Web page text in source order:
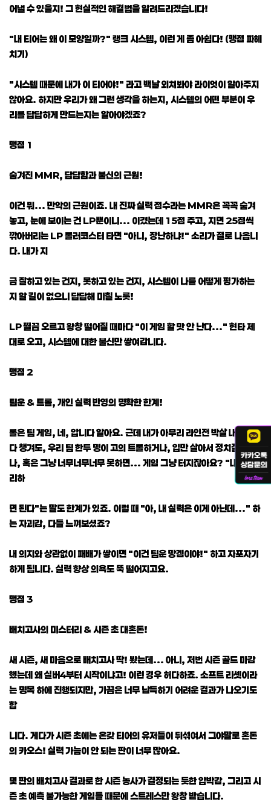
어낼 수 있을지! 그 현실적인 해결법을 알려드리겠습니다!
"내 티어는 왜 이 모양일까?" 랭크 시스템, 이런 게 좀 아쉽다! (맹점 파헤
치기)
"시스템 때문에 내가 이 티어야!" 라고 백날 외쳐봐야 라이엇이 알아주지
않아요. 하지만 우리가 왜 그런 생각을 하는지, 시스템의 어떤 부분이 우
리를 답답하게 만드는지는 알아야겠죠?
맹점 1
숨겨진 MMR, 답답함과 불신의 근원!
이건 뭐... 만악의 근원이죠. 내 진짜 실력 점수라는 MMR은 꼭꼭 숨겨
놓고, 눈에 보이는 건 LP뿐이니... 이겼는데 15점 주고, 지면 25점씩
깎아버리는 LP 롤러코스터 타면 "아니, 장난하냐!" 소리가 절로 나옵니
다. 내가 지
금 잘하고 있는 건지, 못하고 있는 건지, 시스템이 나를 어떻게 평가하는
지 알 길이 없으니 답답해 미칠 노릇!
LP 찔끔 오르고 왕창 떨어질 때마다 "이 게임 할 맛 안 난다..." 현타 제
대로 오고, 시스템에 대한 불신만 쌓여갑니다.
맹점 2
팀운 & 트롤, 개인 실력 반영의 명확한 한계!
롤은 팀 게임, 네, 압니다 알아요. 근데 내가 아무리 라인전 박살 내고 용
다 챙겨도, 우리 팀 한두 명이 고의 트롤하거나, 입만 살아서 정치질하거
나, 혹은 그냥 너무너무너무 못하면... 게임 그냥 터지잖아요? "내가 캐
리하
면 된다"는 말도 한계가 있죠. 이럴 때 "아, 내 실력은 이게 아닌데..." 하
는 자괴감, 다들 느껴보셨죠?
내 의지와 상관없이 패배가 쌓이면 "이건 팀운 망겜이야!" 하고 자포자기
하게 됩니다. 실력 향상 의욕도 뚝 떨어지고요.
맹점 3
배치고사의 미스터리 & 시즌 초 대혼돈!
새 시즌, 새 마음으로 배치고사 딱! 봤는데... 아니, 저번 시즌 골드 마감
했는데 왜 실버4부터 시작이냐고! 이런 경우 허다하죠. 소프트 리셋이라
는 명목 하에 진행되지만, 가끔은 너무 납득하기 어려운 결과가 나오기도
합
니다. 게다가 시즌 초에는 온갖 티어의 유저들이 뒤섞여서 그야말로 혼돈
의 카오스! 실력 가늠이 안 되는 판이 너무 많아요.
몇 판의 배치고사 결과로 한 시즌 농사가 결정되는 듯한 압박감, 그리고 시
즌 초 예측 불가능한 게임들 때문에 스트레스만 왕창 받습니다.